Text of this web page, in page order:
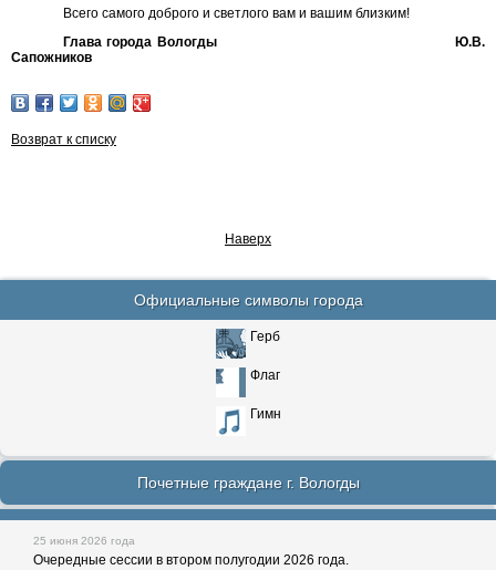
Всего самого доброго и светлого вам и вашим близким!
Глава города Вологды Ю.В.
Сапожников
Возврат к списку
Наверх
Официальные символы города
Герб
Флаг
Гимн
Почетные граждане г. Вологды
25 июня 2026 года
Очередные сессии в втором полугодии 2026 года.